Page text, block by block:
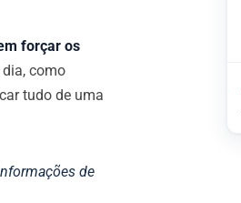
forçar os
como
tudo de uma
de